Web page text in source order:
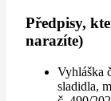
Předpisy,
narazíte)
Vyhláška
sladidla,